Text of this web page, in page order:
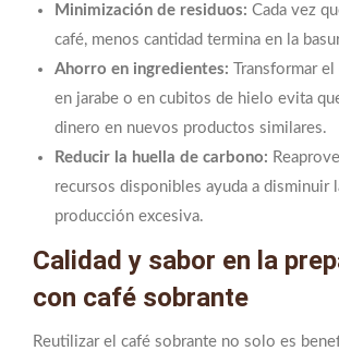
Minimización de residuos: Cada vez
café, menos cantidad termina en la
Ahorro en ingredientes: Transformar
en jarabe o en cubitos de hielo evita
dinero en nuevos productos similares.
Reducir la huella de carbono:
recursos disponibles ayuda a disminuir
producción excesiva.
Calidad y sabor en la
con café sobrante
Reutilizar el café sobrante no solo es